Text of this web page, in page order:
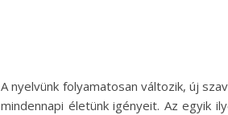
A nyelvünk folyamatosan változik, új
mindennapi életünk igényeit. Az egyik